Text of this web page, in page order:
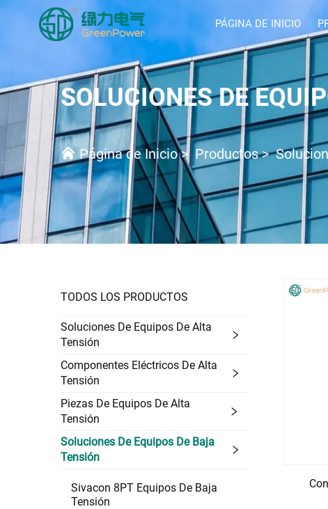
PÁGINA DE INICIO
SOLUCIONES DE
Página de Inicio>Productos>
TODOS LOS PRODUCTOS
Soluciones De Equipos De Alta
Tensión
Componentes Eléctricos De Alta
Tensión
Piezas De Equipos De Alta
Tensión
Soluciones De Equipos De Baja
Tensión
Sivacon 8PT Equipos De Baja
Tensión